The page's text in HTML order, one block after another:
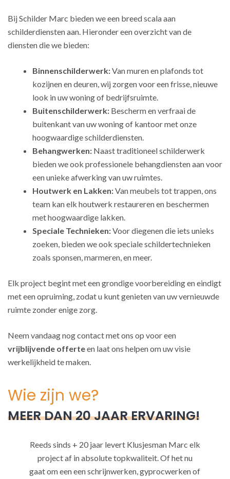
Bij Schilder Marc bieden we een breed scala aan
schilderdiensten aan. Hieronder een overzicht van de
diensten die we bieden:
Binnenschilderwerk:Van muren en plafonds tot
kozijnen en deuren, wij zorgen voor een frisse, nieuwe
look in uw woning of bedrijfsruimte.
Buitenschilderwerk: Bescherm en verfraai de
buitenkant van uw woning of kantoor met onze
hoogwaardige schilderdiensten.
Behangwerken: Naast traditioneel schilderwerk
bieden we ook professionele behangdiensten aan voor
een unieke afwerking van uw ruimtes.
Houtwerk en Lakken:Van meubels tot trappen, ons
team kan elk houtwerk restaureren en beschermen
met hoogwaardige lakken.
Speciale Technieken:Voor diegenen die iets unieks
zoeken, bieden we ook speciale schildertechnieken
zoals sponsen, marmeren, en meer.
Elk project begint met een grondige voorbereiding en eindigt
met een opruiming, zodat u kunt genieten van uw vernieuwde
ruimte zonder enige zorg.
Neem vandaag nog contact met ons op voor een
vrijblijvende offerteen laat ons helpen om uw visie
werkelijkheid te maken.
Wie zijn we?
MEER DAN 20 JAAR ERVARING!
Reeds sinds + 20 jaar levert Klusjesman Marc elk
project af in absolute topkwaliteit. Of het nu
gaat om een een schrijnwerken, gyprocwerken of